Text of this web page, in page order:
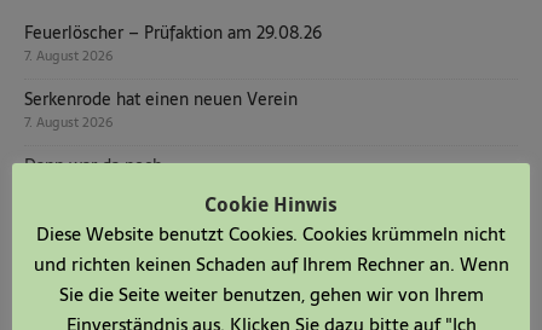
Feuerlöscher – Prüfaktion am 29.08.26
7. August 2026
Serkenrode hat einen neuen Verein
7. August 2026
Dann war da noch …
Dann war da noch …
5. Juli 2026
Dann war da noch …
28. Juni 2026
Cookie Hinwis
Diese Website benutzt Cookies. Cookies krümmeln nicht
und richten keinen Schaden auf Ihrem Rechner an. Wenn
Sie die Seite weiter benutzen, gehen wir von Ihrem